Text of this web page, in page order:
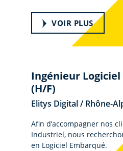
VOIR PLUS
Ingénieur
(H/F)
Elitys Digital / Rhône-
Afin d’accompagner nos
Industriel, nous
en Logiciel Embarqué.